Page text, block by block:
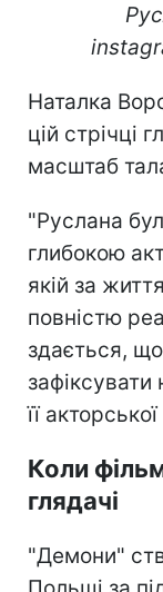
Наталка
цій стрічці
масштаб
"Руслана
глибокою
якій за
повністю
здається,
її
Коли
глядачі
"Демони"